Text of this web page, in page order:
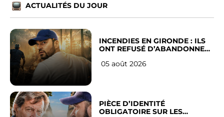
ACTUALITÉS DU JOUR
INCENDIES EN GIRONDE : ILS
ONT REFUSÉ D’ABANDONNER
05 août 2026
PIÈCE D’IDENTITÉ
OBLIGATOIRE SUR LES